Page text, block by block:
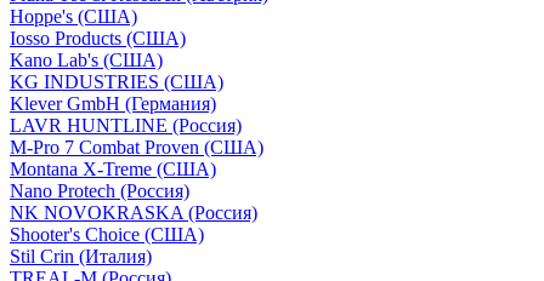
Hoppe's (США)
Iosso Products (США)
Kano Lab's (США)
KG INDUSTRIES (США)
Klever GmbH (Германия)
LAVR HUNTLINE (Россия)
M-Pro 7 Combat Proven (СШA)
Montana X-Treme (США)
Nano Protech (Россия)
NK NOVOKRASKA (Россия)
Shooter's Choice (СШA)
Stil Crin (Италия)